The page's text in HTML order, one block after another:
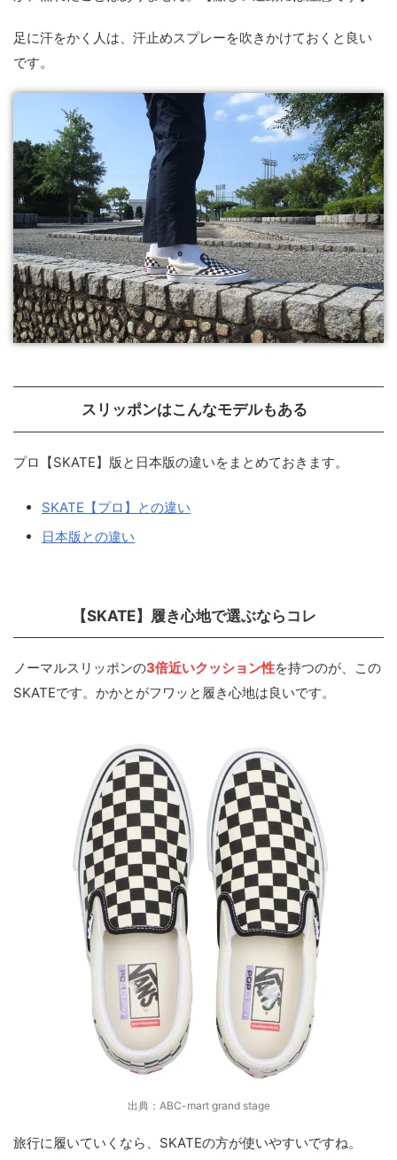
足に汗をかく人は、汗止めスプレーを吹きかけておくと良い
です。
スリッポンはこんなモデルもある
プロ【SKATE】版と日本版の違いをまとめておきます。
SKATE【プロ】との違い
日本版との違い
【SKATE】履き心地で選ぶならコレ
ノーマルスリッポンの3倍近いクッション性を持つのが、この
SKATEです。かかとがフワッと履き心地は良いです。
出典：ABC-mart grand stage
旅行に履いていくなら、SKATEの方が使いやすいですね。